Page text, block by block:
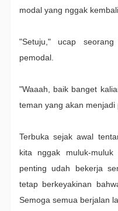
modal yang nggak
"Setuju," ucap
pemodal.
"Waaah, baik banget
teman yang akan menjadi
Terbuka sejak awal
kita nggak muluk-
penting udah bekerja
tetap berkeyakinan
Semoga semua berjalan